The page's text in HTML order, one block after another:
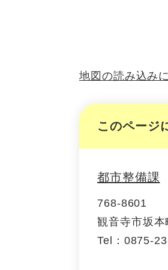
地図の読み込み
このページ
都市整備課
768-8601
観音寺市坂
Tel：0875-